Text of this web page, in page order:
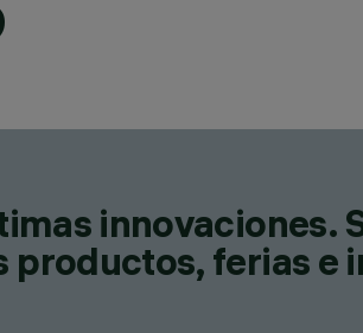
innovaciones.
productos, ferias e